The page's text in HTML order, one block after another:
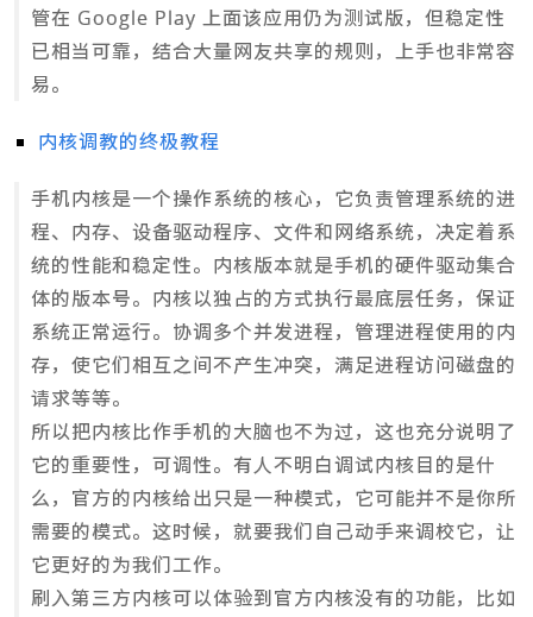
管在 Google Play 上面该应用仍为测试版，但稳定性
已相当可靠，结合大量网友共享的规则，上手也非常容
易。
内核调教的终极教程
手机内核是一个操作系统的核心，它负责管理系统的进
程、内存、设备驱动程序、文件和网络系统，决定着系
统的性能和稳定性。内核版本就是手机的硬件驱动集合
体的版本号。内核以独占的方式执行最底层任务，保证
系统正常运行。协调多个并发进程，管理进程使用的内
存，使它们相互之间不产生冲突，满足进程访问磁盘的
请求等等。
所以把内核比作手机的大脑也不为过，这也充分说明了
它的重要性，可调性。有人不明白调试内核目的是什
么，官方的内核给出只是一种模式，它可能并不是你所
需要的模式。这时候，就要我们自己动手来调校它，让
它更好的为我们工作。
刷入第三方内核可以体验到官方内核没有的功能，比如